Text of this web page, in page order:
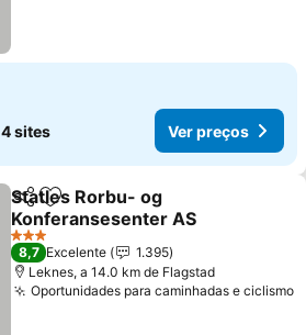
4 sites Ver preços
PartilharAdicionar aos favoritos
Statles Rorbu- og
Konferansesenter AS
3 Estrelas
8,7 Excelente
1.395
Leknes, a 14.0 km de Flagstad
Oportunidades para caminhadas e ciclismo